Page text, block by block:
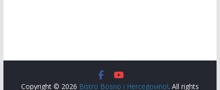
Copyright © 2026 Bistro Bosno i Hercegovino!. All rights